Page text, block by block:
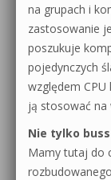
na grupach i
zastosowanie
poszukuje
pojedynczych
względem
ją stosować na
Nie tylko
Mamy tutaj do